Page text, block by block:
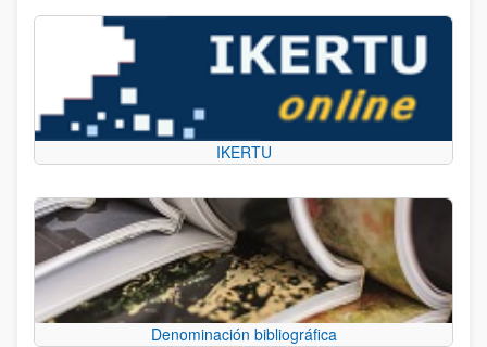
IKERTU
Denominación bibliográfica